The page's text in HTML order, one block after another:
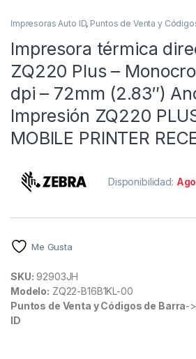
Impresoras Auto ID, Puntos de Venta y
Impresora térmica
ZQ220 Plus –
dpi – 72mm (2.83″)
Impresión ZQ220
MOBILE PRINTER
Disponibilidad:
Me Gusta
SKU: 92903JH
Modelo: ZQ22-B16B1KL-00
Puntos de Venta y Códigos de Barra->
ID